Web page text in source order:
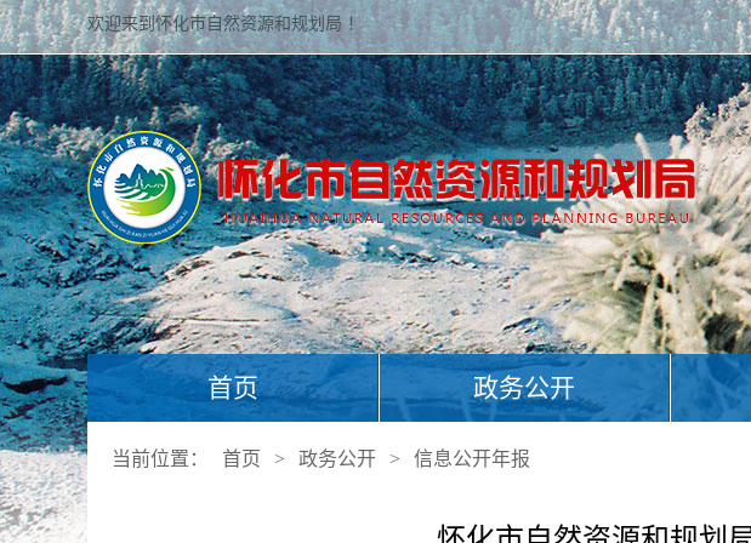
欢迎来到怀化市自然资源和规划局 ！
首页 政务公开
当前位置： 首页 > 政务公开 > 信息公开年报